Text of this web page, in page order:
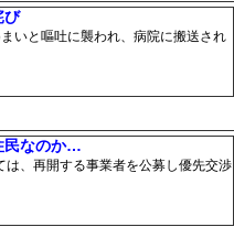
び
いと嘔吐に襲われ、病院に搬送され
民なのか…
、再開する事業者を公募し優先交渉